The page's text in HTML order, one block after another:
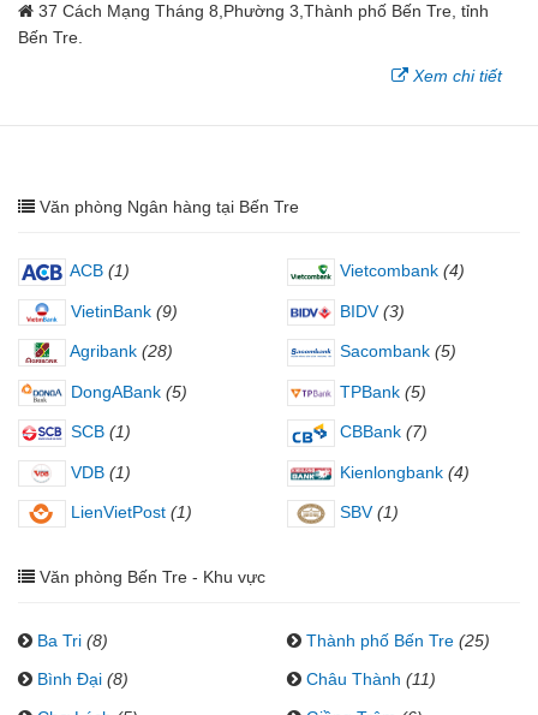
37 Cách Mạng Tháng 8,Phường 3,Thành phố Bến Tre, tỉnh
Bến Tre.
Xem chi tiết
Văn phòng Ngân hàng tại Bến Tre
ACB (1) Vietcombank (4)
VietinBank (9) BIDV (3)
Agribank (28) Sacombank (5)
DongABank (5) TPBank (5)
SCB (1) CBBank (7)
VDB (1) Kienlongbank (4)
LienVietPost (1) SBV (1)
Văn phòng Bến Tre - Khu vực
Ba Tri (8) Thành phố Bến Tre (25)
Bình Đại (8) Châu Thành (11)